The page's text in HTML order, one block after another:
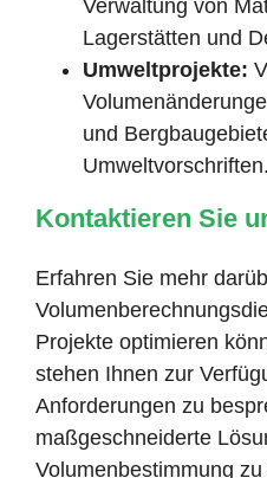
Verwaltung von
Lagerstätten und
Umweltprojekte:
und
Umweltvorschriften.
Kontaktieren Sie
Erfahren Sie mehr
Projekte optimieren
stehen Ihnen zur
Anforderungen zu
maßgeschneiderte
Volumenbestimmung